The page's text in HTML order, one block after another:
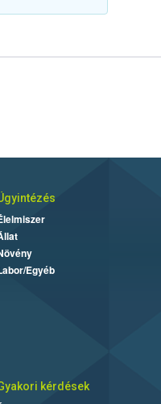
Egyéb
kérdések